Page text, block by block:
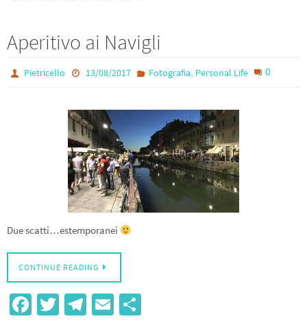
o
o
tt
er
gr
a
m
ail
ar
e
Aperitivo ai Navigli
Pietricello 13/08/2017 Fotografia, Personal Life 0
Due scatti…estemporanei
CONTINUE READING
Fa T
Te E